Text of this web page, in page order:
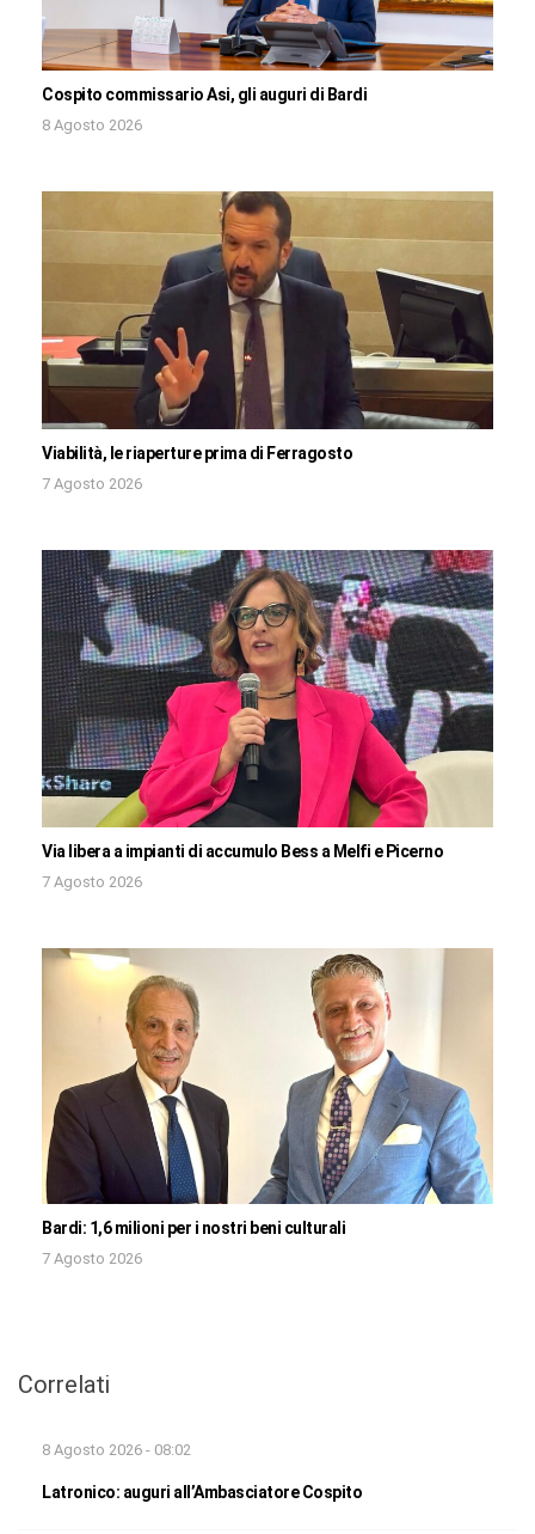
Cospito commissario Asi, gli auguri di Bardi
8 Agosto 2026
Viabilità, le riaperture prima di Ferragosto
7 Agosto 2026
Via libera a impianti di accumulo Bess a Melfi e Picerno
7 Agosto 2026
Bardi: 1,6 milioni per i nostri beni culturali
7 Agosto 2026
Correlati
8 Agosto 2026 - 08:02
Latronico: auguri all’Ambasciatore Cospito